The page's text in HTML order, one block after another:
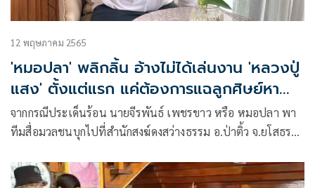
12 พฤษภาคม 2565
'หมอปลา' พลิกลิ้น อ้างไม่ได้เล่นงาน 'หลวงปู่
แสง' ตั้งแต่แรก แค่ต้องการแฉลูกศิษย์หา
ประโยชน์
จากกรณีประเด็นร้อน นายจีรพันธ์ เพชรขาว หรือ หมอปลา พา
ทีมสื่อมวลชนบุกไปที่สำนักสงฆ์ดงสว่างธรรม อ.ป่าติ้ว จ.ยโสธร
มามีกระแสตีกลับถึงหมอปลาว่าตั้งใจจัดฉากจนทำให้มีประเด็น